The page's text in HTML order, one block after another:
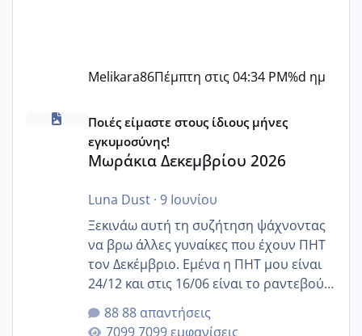
Melikara86Πέμπτη στις 04:34 PM%d ημ
Μωράκια Δεκεμβρίου 2026
Ποιές είμαστε στους ίδιους μήνες
εγκυμοσύνης!
Μωράκια Δεκεμβρίου 2026
Luna Dust· 9 Ιουνίου
Ξεκινάω αυτή τη συζήτηση ψάχνοντας
να βρω άλλες γυναίκες που έχουν ΠΗΤ
τον Δεκέμβριο. Εμένα η ΠΗΤ μου είναι
24/12 και στις 16/06 είναι το ραντεβού
της αυχενικής διαφάνειας. Έχω αρκετό
άγχος και οι μέρες δεν φαίνεται να
88 απαντήσεις
7099 εμφανίσεις